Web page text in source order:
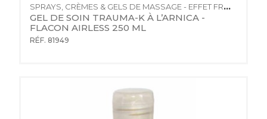
SPRAYS, CRÈMES & GELS DE MASSAGE - EFFET FROID
GEL DE SOIN TRAUMA-K À L’ARNICA -
FLACON AIRLESS 250 ML
RÉF. 81949